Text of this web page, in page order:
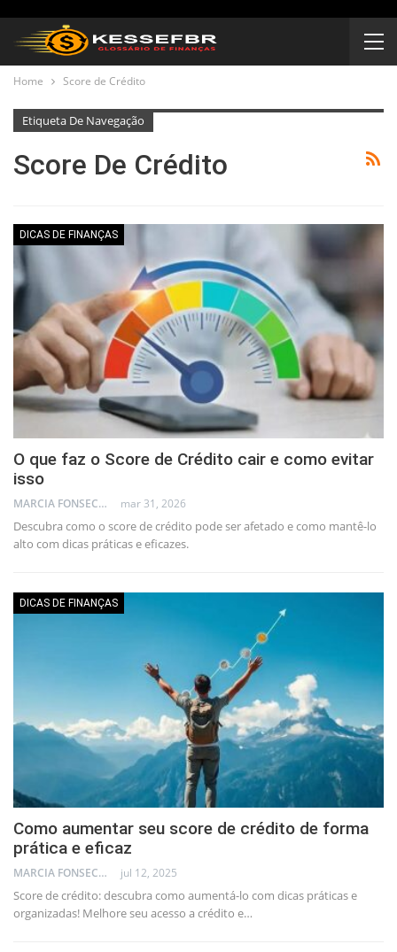
Home Score de Crédito
Etiqueta De Navegação
Score De Crédito
DICAS DE FINANÇAS
O que faz o Score de Crédito cair e como evitar
isso
MARCIA FONSECA - FINANCIAL CONSULTANT mar 31, 2026
Descubra como o score de crédito pode ser afetado e como mantê-lo
alto com dicas práticas e eficazes.
DICAS DE FINANÇAS
Como aumentar seu score de crédito de forma
prática e eficaz
MARCIA FONSECA - FINANCIAL CONSULTANT jul 12, 2025
Score de crédito: descubra como aumentá-lo com dicas práticas e
organizadas! Melhore seu acesso a crédito e…